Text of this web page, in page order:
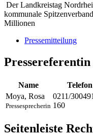
Der Landkreistag
kommunale
Millionen
Pressemitteilung
Pressereferentin
Name Telefon
Moya, Rosa
Pressesprecherin
0211/
160
Seitenleiste